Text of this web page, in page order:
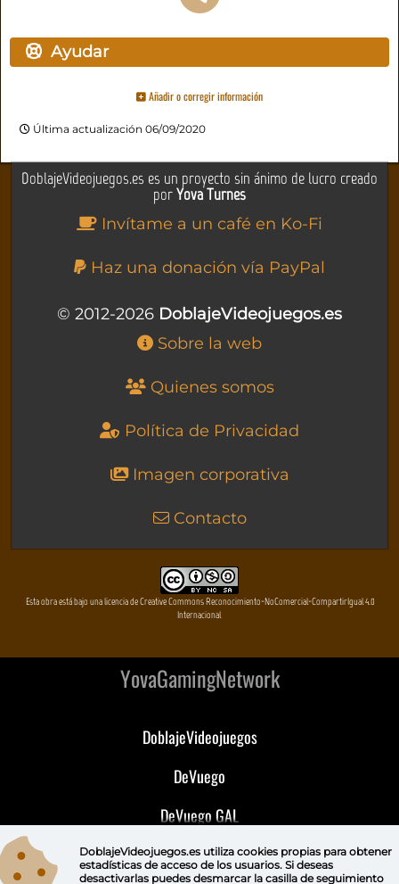
Ayudar
Añadir o corregir información
Última actualización 06/09/2020
DoblajeVideojuegos.es es un proyecto sin ánimo de lucro creado
porYova Turnes
Invítame a un café en Ko-Fi
Haz una donación vía PayPal
© 2012-2026 DoblajeVideojuegos.es
Sobre la web
Quienes somos
Política de Privacidad
Imagen corporativa
Contacto
Esta obra está bajo una licencia de Creative Commons Reconocimiento-NoComercial-CompartirIgual 4.0
Internacional
YovaGamingNetwork
DoblajeVideojuegos
DeVuego
DeVuego GAL
DeVuego LATAM
DoblajeVideojuegos.es utiliza cookies propiaspara obtener
estadísticas de acceso de los usuarios. Si deseas
desactivarlas puedes desmarcar la casilla de seguimiento